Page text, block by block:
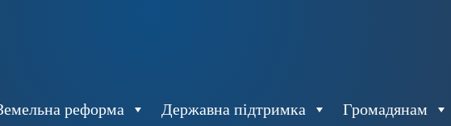
реформа Державна підтримка Громадянам